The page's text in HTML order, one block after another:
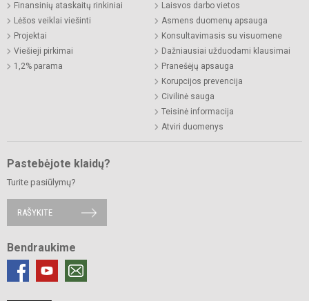
Finansinių ataskaitų rinkiniai
Lėšos veiklai viešinti
Projektai
Viešieji pirkimai
1,2% parama
Laisvos darbo vietos
Asmens duomenų apsauga
Konsultavimasis su visuomene
Dažniausiai užduodami klausimai
Pranešėjų apsauga
Korupcijos prevencija
Civilinė sauga
Teisinė informacija
Atviri duomenys
Pastebėjote klaidų?
Turite pasiūlymų?
RAŠYKITE
Bendraukime